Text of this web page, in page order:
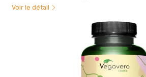
Voir le détail